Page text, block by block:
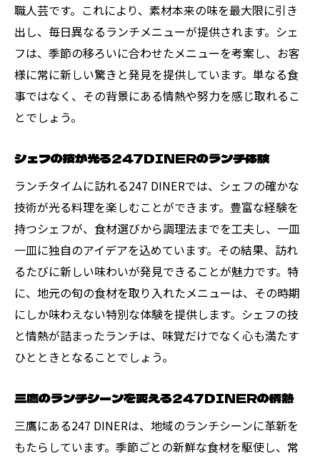
職人芸です。これにより、素材本来の味を最大限に引き
出し、毎日異なるランチメニューが提供されます。シェ
フは、季節の移ろいに合わせたメニューを考案し、お客
様に常に新しい驚きと発見を提供しています。単なる食
事ではなく、その背景にある情熱や努力を感じ取れるこ
とでしょう。
シェフの技が光る247DINERのランチ体験
ランチタイムに訪れる247 DINERでは、シェフの確かな
技術が光る料理を楽しむことができます。豊富な経験を
持つシェフが、食材選びから調理法までを工夫し、一皿
一皿に独自のアイデアを込めています。その結果、訪れ
るたびに新しい味わいが発見できることが魅力です。特
に、地元の旬の食材を取り入れたメニューは、その時期
にしか味わえない特別な体験を提供します。シェフの技
と情熱が詰まったランチは、味覚だけでなく心も満たす
ひとときとなることでしょう。
三鷹のランチシーンを変える247DINERの情熱
三鷹にある247 DINERは、地域のランチシーンに革新を
もたらしています。季節ごとの新鮮な食材を駆使し、常